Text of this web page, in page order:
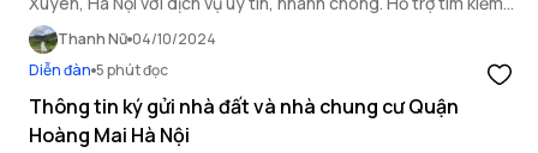
khách hàng tiềm năng, tối ưu thời gian giao dịch.
Thanh Nữ 04/10/2024
Diễn đàn 5 phút đọc
Thông tin ký gửi nhà đất và nhà chung cư Quận
Hoàng Mai Hà Nội